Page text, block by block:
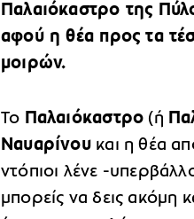
Παλαιόκαστρο της
αφού η θέα προς τα
μοιρών.
Το Παλαιόκαστρο (ή
Ναυαρίνουκαι η θέα
ντόπιοι λένε -
μπορείς να δεις ακόμη